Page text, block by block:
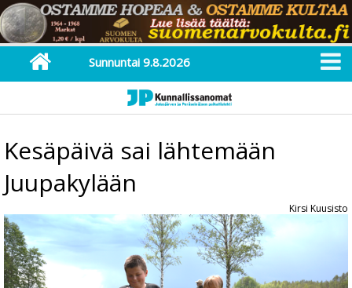
Sunnuntai 9.8.2026
Kesäpäivä sai lähtemään
Juupakylään
Kirsi Kuusisto